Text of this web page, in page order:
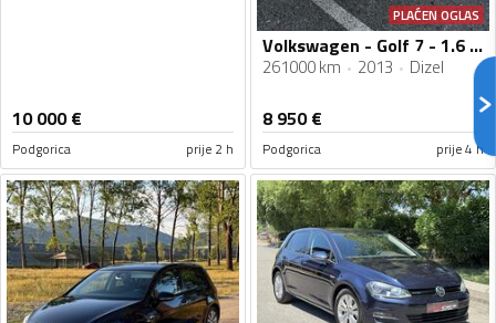
10 000€
Podgorica prije 2 h
PLAĆEN OGLAS
Volkswagen - Golf 7 - 1.6 TDI
261000 km 2013 Dizel
8 950€
Podgorica prije 4 h